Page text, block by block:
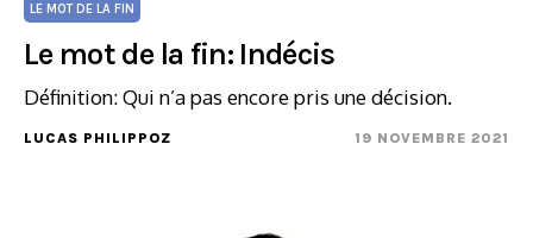
LE MOT DE LA FIN
Le mot de la fin: Indécis
Définition: Qui n’a pas encore pris une décision.
LUCAS PHILIPPOZ 19 NOVEMBRE 2021